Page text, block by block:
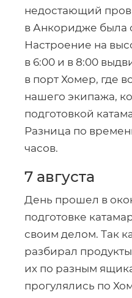
недостающий
в Анкоридже была
Настроение на
в 6:00 и в 8:00
в порт Хомер, где
нашего экипажа,
подготовкой
Разница по
часов.
7 августа
День прошел в
подготовке
своим делом. Так
разбирал
их по разным
прогулялись по